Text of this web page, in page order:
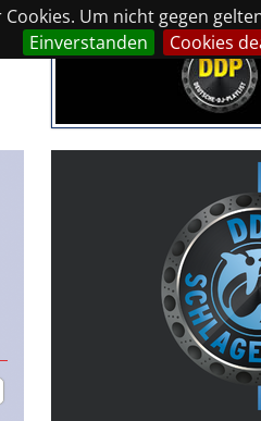
Um nicht gegen
Einverstanden
Cookies